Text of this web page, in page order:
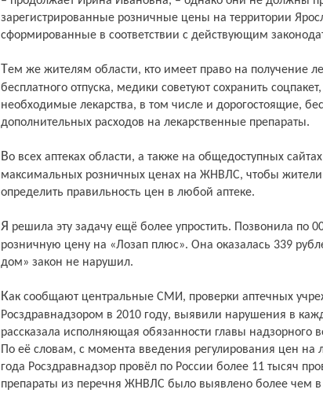
зарегистрированные розничные цены на территории
сформированные в соответствии с действующим
Тем же жителям области, кто имеет право на получение лекарств из перечня для
бесплатного отпуска, медики советуют сохранить
необходимые лекарства, в том числе и дорогостоящие,
дополнительных расходов на лекар­ственные препараты.
Во всех аптеках области, а также на общедоступных сайтах размещена информация о
максимальных розничных ценах на ЖНВЛС, чтобы жители
определить правильность цен в любой аптеке.
Я решила эту задачу ещё более упростить. Позвонила по 003 и узнала максимальную
розничную цену на «Лозап плюс». Она оказалась 339
дом» закон не нарушил.
Как сообщают центральные СМИ, проверки аптечных учреждений, проведённые
Росздравнадзором в 2010 году, выявили нарушения в
рассказала исполняющая обязанности главы надзорного
По её словам, с момента введения регулирования цен на
года Росздравнадзор провёл по России более 11 тысяч
препараты из перечня ЖНВЛС было выявлено более чем в